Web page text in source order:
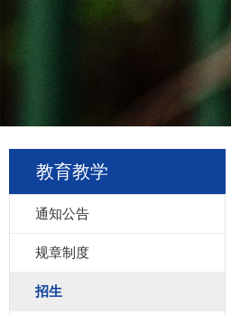
教育教学
通知公告
规章制度
招生